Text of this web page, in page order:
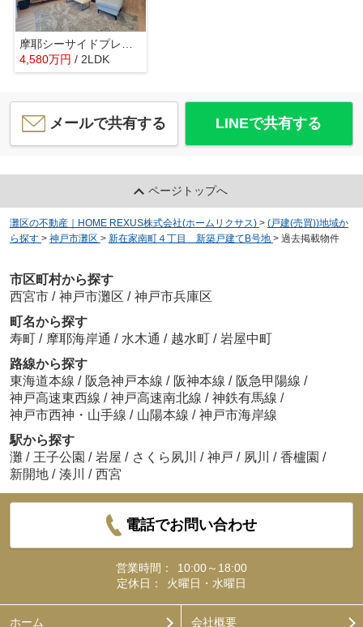
摩耶シーサイドプレイスウエスト1番館
4,580万円 / 2LDK
メールで共有する LINEで共有する
ページトップへ
灘区の不動産｜HOME REXUS株式会社(ホームリクサス) > (戸建(売買))地域か
ら探す > 神戸市灘区 > 新在家南町４丁目 新築戸建てB号地 > 過去掲載物件
市区町村から探す
西宮市 / 神戸市灘区 / 神戸市兵庫区
町名から探す
寿町 / 摩耶海岸通 / 水木通 / 越水町 / 岩屋中町
路線から探す
東海道本線 / 阪急神戸本線 / 阪神本線 / 阪急甲陽線 /
神戸高速東西線 / 神戸高速南北線 / 神鉄有馬線 /
神戸市西神・山手線 / 山陽本線 / 神戸市海岸線
駅から探す
灘 / 王子公園 / 岩屋 / さくら夙川 / 神戸 / 夙川 / 香櫨園 /
新開地 / 湊川 / 西宮
電話でお問い合わせ
営業時間：
10:00～18:00
定休日：
火曜日・水曜日
ホーム 会社概要